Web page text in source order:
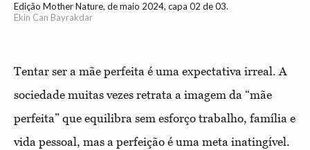
Edição Mother Nature, de maio 2024, capa 02 de 03.
Ekin Can Bayrakdar
Tentar ser a mãe perfeita é uma expectativa irreal. A
sociedade muitas vezes retrata a imagem da “mãe
perfeita” que equilibra sem esforço trabalho, família e
vida pessoal, mas a perfeição é uma meta inatingível.